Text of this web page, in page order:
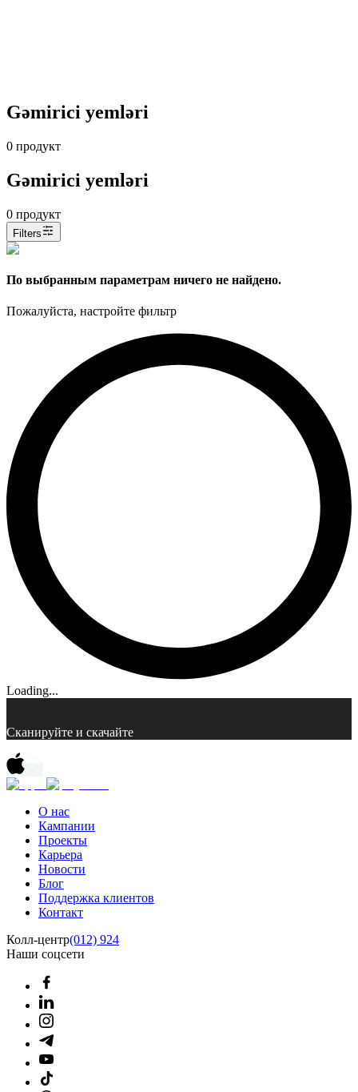
Gəmirici yemləri
0 продукт
Gəmirici yemləri
0 продукт
Filters
По выбранным параметрам ничего не найдено.
Пожалуйста, настройте фильтр
Loading...
Сканируйте и скачайте
О нас
Кампании
Проекты
Карьера
Новости
Блог
Поддержка клиентов
Контакт
Колл-центр(012) 924
Наши соцсети